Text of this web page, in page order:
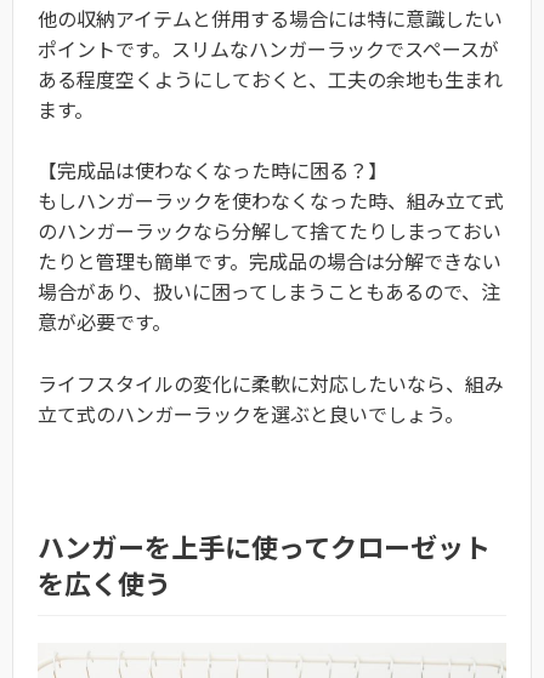
他の収納アイテムと併用する場合には特に意識したい
ポイントです。スリムなハンガーラックでスペースが
ある程度空くようにしておくと、工夫の余地も生まれ
ます。
【完成品は使わなくなった時に困る？】
もしハンガーラックを使わなくなった時、組み立て式
のハンガーラックなら分解して捨てたりしまっておい
たりと管理も簡単です。完成品の場合は分解できない
場合があり、扱いに困ってしまうこともあるので、注
意が必要です。
ライフスタイルの変化に柔軟に対応したいなら、組み
立て式のハンガーラックを選ぶと良いでしょう。
ハンガーを上手に使ってクローゼット
を広く使う